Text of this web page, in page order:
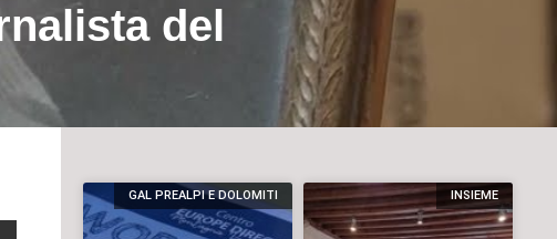
del
GAL PREALPI E DOLOMITI INSIEME